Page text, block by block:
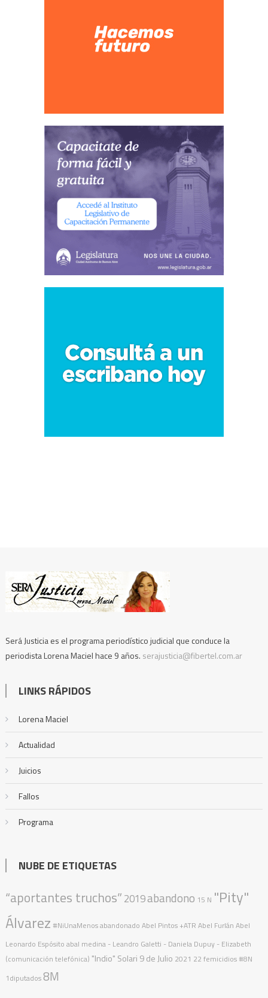
Será Justicia es el programa periodístico judicial que conduce la
periodista Lorena Maciel hace 9 años. serajusticia@fibertel.com.ar
LINKS RÁPIDOS
Lorena Maciel
Actualidad
Juicios
Fallos
Programa
NUBE DE ETIQUETAS
“aportantes truchos”2019abandono 15 N "Pity"
Álvarez #NiUnaMenosabandonado Abel Pintos +ATR Abel Furlán Abel
Leonardo Espósito abal medina - Leandro Galetti - Daniela Dupuy - Elizabeth
(comunicación telefónica) "Indio" Solari 9 de Julio 2021 22 femicidios #8N
1diputados8M